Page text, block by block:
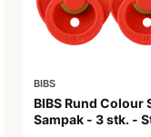
BIBS
BIBS Rund Colour
Sampak - 3 stk. -